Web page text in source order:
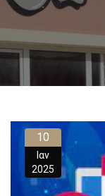
10
Ιαν
2025